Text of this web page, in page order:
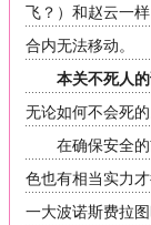
飞？）和赵云一
合内无法移动。
本关不死人
无论如何不会死的
在确保安全
色也有相当实力
一大波诺斯费拉